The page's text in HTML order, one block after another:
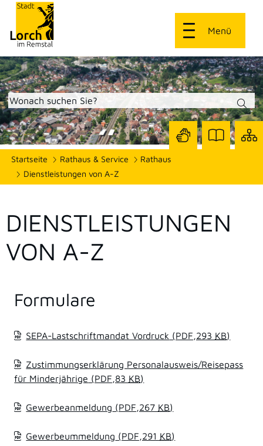
Menü
Startseite Rathaus & Service
Rathaus
Dienstleistungen von A-Z
Seite
DIENSTLEISTUNGEN
VON A-Z
Formulare
SEPA-Lastschriftmandat Vordruck (PDF,293 KB)
Zustimmungserklärung Personalausweis/Reisepass
für Minderjährige (PDF,83 KB)
Gewerbeanmeldung (PDF,267 KB)
Gewerbeummeldung (PDF,291 KB)